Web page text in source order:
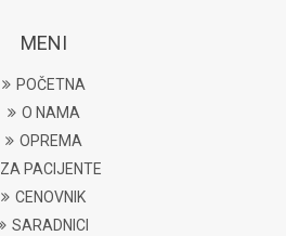
MENI
POČETNA
O NAMA
OPREMA
ZA PACIJENTE
CENOVNIK
SARADNICI